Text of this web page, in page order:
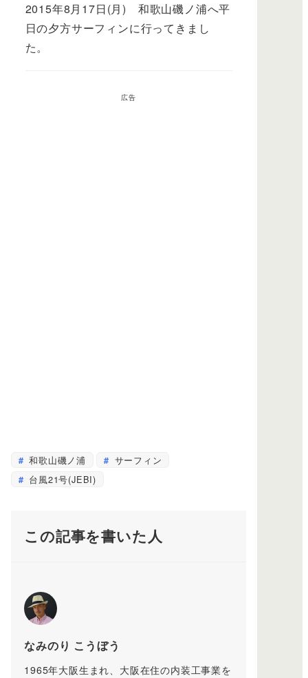
2015年8月17日(月) 和歌山磯ノ浦へ平
日の夕方サーフィンに行ってきまし
た。
広告
和歌山磯ノ浦
サーフィン
台風21号(JEBI)
この記事を書いた人
なみのり こうぼう
1965年大阪生まれ、大阪在住の内装工事業を